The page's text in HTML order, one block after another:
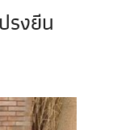
รงยีน